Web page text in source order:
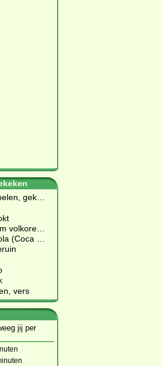
gek
volkore
(Coca
vers
jij per